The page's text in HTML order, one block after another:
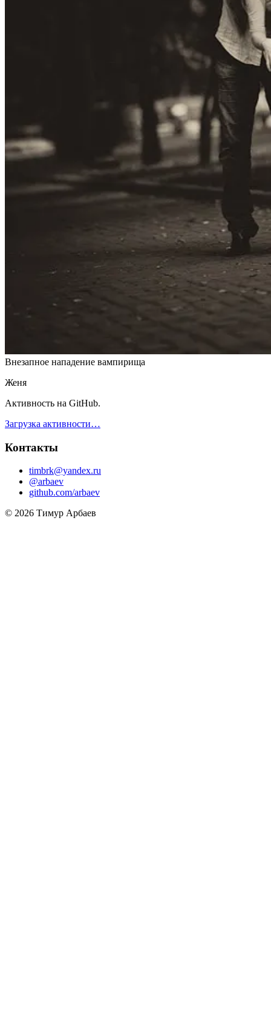
Внезапное нападение вампирища
Женя
Активность на GitHub.
Загрузка активности…
Контакты
timbrk@yandex.ru
@arbaev
github.com/arbaev
© 2026 Тимур Арбаев